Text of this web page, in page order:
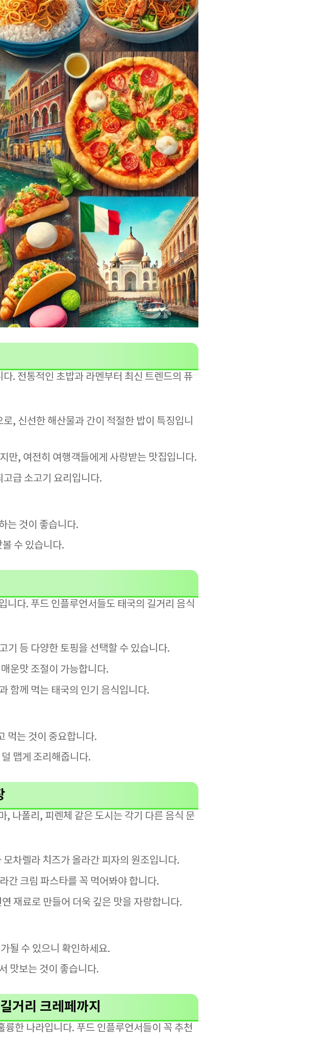
. 전통적인 초밥과 라멘부터 최신 트렌드의 퓨
, 신선한 해산물과 간이 적절한 밥이 특징입니
만, 여전히 여행객들에게 사랑받는 맛집입니다.
급 소고기 요리입니다.
는 것이 좋습니다.
수 있습니다.
니다. 푸드 인플루언서들도 태국의 길거리 음식
기 등 다양한 토핑을 선택할 수 있습니다.
운맛 조절이 가능합니다.
함께 먹는 태국의 인기 음식입니다.
먹는 것이 중요합니다.
맵게 조리해줍니다.
, 나폴리, 피렌체 같은 도시는 각기 다른 음식 문
차렐라 치즈가 올라간 피자의 원조입니다.
간 크림 파스타를 꼭 먹어봐야 합니다.
재료로 만들어 더욱 깊은 맛을 자랑합니다.
될 수 있으니 확인하세요.
맛보는 것이 좋습니다.
거리 크레페까지
한 나라입니다. 푸드 인플루언서들이 꼭 추천